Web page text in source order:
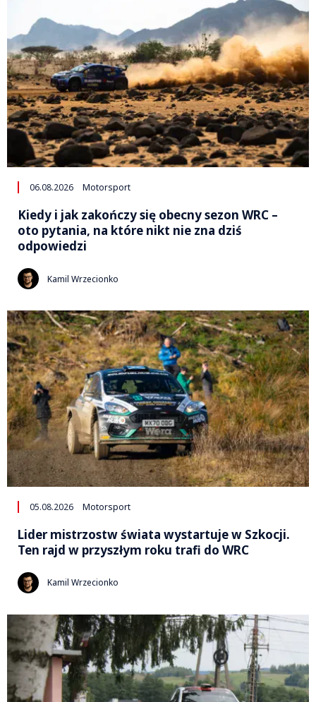
06.08.2026 Motorsport
Kiedy i jak zakończy się obecny sezon WRC –
oto pytania, na które nikt nie zna dziś
odpowiedzi
Kamil Wrzecionko
05.08.2026 Motorsport
Lider mistrzostw świata wystartuje w Szkocji.
Ten rajd w przyszłym roku trafi do WRC
Kamil Wrzecionko